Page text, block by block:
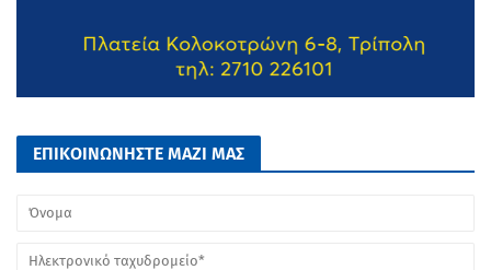
ΕΠΙΚΟΙΝΩΝΗΣΤΕ ΜΑΖΙ ΜΑΣ